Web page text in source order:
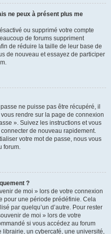
ne peux à présent plus me
ou supprimé votre compte
de forums suppriment
de réduire la taille de leur base de
de nouveau et essayez de participer
ne puisse pas être récupéré, il
rendre sur la page de connexion
». Suivez les instructions et vous
de nouveau rapidement.
votre mot de passe, nous vous
forum.
?
de moi » lors de votre connexion
pour une période prédéfinie. Cela
par quelqu’un d’autre. Pour rester
de moi » lors de votre
si vous accédez au forum
un cybercafé, une université,